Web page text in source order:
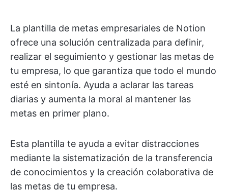
La plantilla de metas empresariales de Notion
ofrece una solución centralizada para definir,
realizar el seguimiento y gestionar las metas de
tu empresa, lo que garantiza que todo el mundo
esté en sintonía. Ayuda a aclarar las tareas
diarias y aumenta la moral al mantener las
metas en primer plano.
Esta plantilla te ayuda a evitar distracciones
mediante la sistematización de la transferencia
de conocimientos y la creación colaborativa de
las metas de tu empresa.